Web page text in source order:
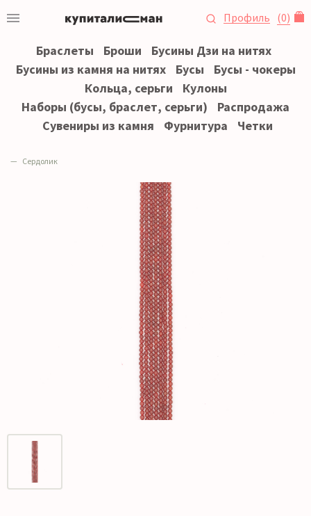
Профиль (0)
Браслеты Броши
Бусины Дзи на нитях
Бусины из камня на нитях
Бусы
Бусы - чокеры
Кольца, серьги
Кулоны
Наборы (бусы, браслет, серьги)
Распродажа
Сувениры из камня
Фурнитура Четки
Сердолик